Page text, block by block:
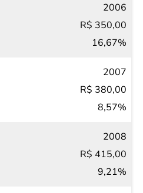
2006
R$ 350,00
16,67%
2007
R$ 380,00
8,57%
2008
R$ 415,00
9,21%